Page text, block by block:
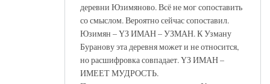
деревни Юзимяново. Всё не мог сопоставить
со смыслом. Вероятно сейчас сопоставил.
Юзимян – ҮЗ ИМАН – УЗМАН. К Узману
Буранову эта деревня может и не относится,
но расшифровка совпадает. ҮЗ ИМАН –
ИМЕЕТ МУДРОСТЬ.